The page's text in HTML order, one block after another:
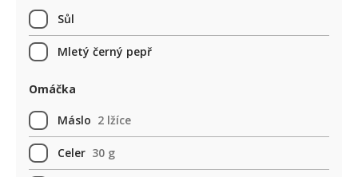
Sůl
Mletý černý pepř
Omáčka
Máslo 2 lžíce
Celer 30 g